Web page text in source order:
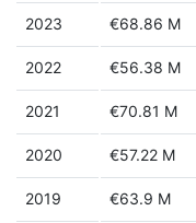
2023 €68.86 M
2022 €56.38 M
2021 €70.81 M
2020 €57.22 M
2019 €63.9 M